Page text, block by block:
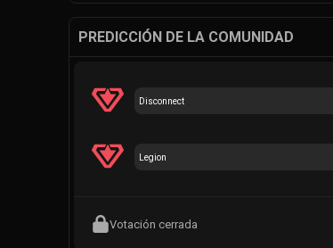
PREDICCIÓN DE LA COMUNIDAD
Disconnect
Legion
Votación cerrada